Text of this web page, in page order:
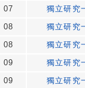
07
獨立研究
08
獨立研究
08
獨立研究
09
獨立研究
09
獨立研究